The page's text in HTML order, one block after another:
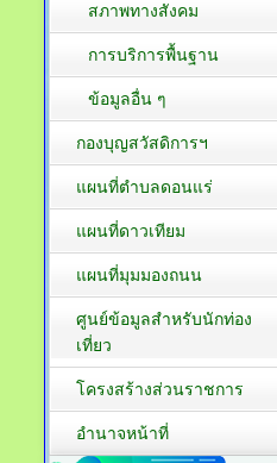
สภาพทางสังคม
การบริการพื้นฐาน
ข้อมูลอื่น ๆ
กองบุญสวัสดิการฯ
แผนที่ตำบลดอนแร่
แผนที่ดาวเทียม
แผนที่มุมมองถนน
ศูนย์ข้อมูลสำหรับนักท่อง
เที่ยว
โครงสร้างส่วนราชการ
อำนาจหน้าที่